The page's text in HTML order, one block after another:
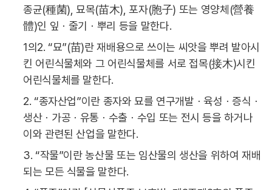
종균(種菌), 묘목(苗木), 포자(胞子) 또는 영양체(營養
體)인 잎ㆍ줄기ㆍ뿌리 등을 말한다.
1의2. “묘”(苗)란 재배용으로 쓰이는 씨앗을 뿌려 발아시
킨 어린식물체와 그 어린식물체를 서로 접목(接木)시킨
어린식물체를 말한다.
2. “종자산업”이란 종자와 묘를 연구개발ㆍ육성ㆍ증식ㆍ
생산ㆍ가공ㆍ유통ㆍ수출ㆍ수입 또는 전시 등을 하거나
이와 관련된 산업을 말한다.
3. “작물”이란 농산물 또는 임산물의 생산을 위하여 재배
되는 모든 식물을 말한다.